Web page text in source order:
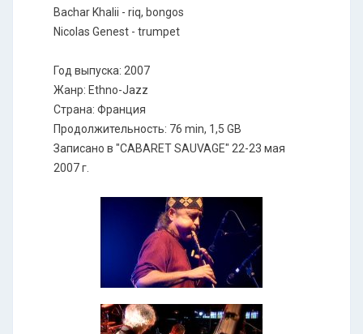
Bachar Khalii - riq, bongos
Nicolas Genest - trumpet
Год выпуска: 2007
Жанр: Ethno-Jazz
Cтрана: Франция
Продолжительность: 76 min, 1,5 GB
Записано в "CABARET SAUVAGE" 22-23 мая
2007 г.